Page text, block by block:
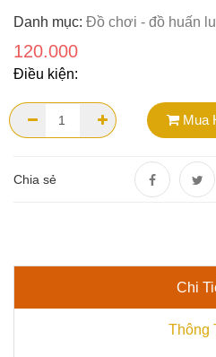
Danh mục: Đồ chơi - đồ huấn
120.000
Điều kiện:
Mua
Chia sẻ
Chi
Thông